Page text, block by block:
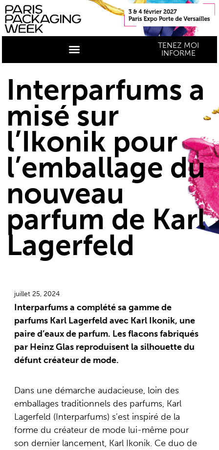
TENEZ MOI
INFORME
Interparfums a
misé sur
l’Ikonik pour
l’emballage du
nouveau
parfum de Karl
Lagerfeld
juillet 25, 2024
Interparfums a complété sa gamme de
parfums Karl Lagerfeld avec Karl Ikonik, une
paire d’eaux de parfum. Les flacons fabriqués
par Heinz Glas reproduisent la silhouette du
défunt créateur de mode.
Dans une démarche audacieuse, loin des
emballages traditionnels des parfums, Karl
Lagerfeld (Interparfums) s’est inspiré de la
forme du créateur de mode lui-même pour
son dernier lancement, Karl Ikonik. Ce duo de